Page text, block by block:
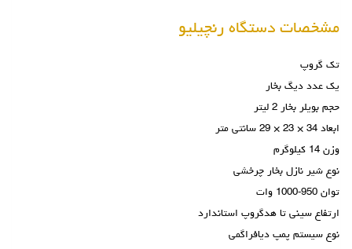
مشخصات دستگاه رنچیلیو
تک گروپ
یک عدد دیگ بخار
حجم بویلر بخار 2 لیتر
ابعاد 34 × 23 × 29 سانتی متر
وزن 14 کیلوگرم
نوع شیر نازل بخار چرخشی
توان 950-1000 وات
ارتفاع سینی تا هدگروپ استاندارد
نوع سیستم پمپ دیافراگمی